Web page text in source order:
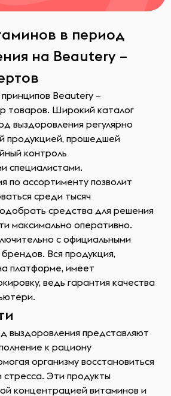
в период
на Beautery –
Beautery –
товаров. Широкий каталог
выздоровления регулярно
продукцией, прошедшей
контроль
специалистами.
по ассортименту позволит
среди тысяч
средства для решения
максимально оперативно.
с официальными
Вся продукция,
платформе, имеет
ведь гарантия качества
выздоровления представляют
к рациону
организму восстановиться
стресса. Эти продукты
концентрацией витаминов и